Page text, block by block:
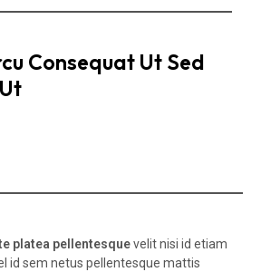
Consequat Ut Sed
platea pellentesquevelit nisi id etiam
id sem netus pellentesque mattis